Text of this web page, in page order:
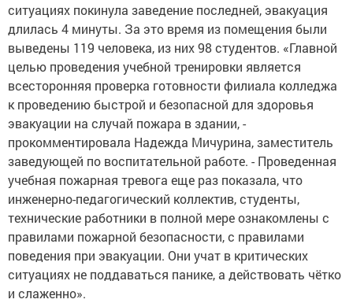
ситуациях покинула заведение последней, эвакуация
длилась 4 минуты. За это время из помещения были
выведены 119 человека, из них 98 студентов. «Главной
целью проведения учебной тренировки является
всесторонняя проверка готовности филиала колледжа
к проведению быстрой и безопасной для здоровья
эвакуации на случай пожара в здании, -
прокомментировала Надежда Мичурина, заместитель
заведующей по воспитательной работе. - Проведенная
учебная пожарная тревога еще раз показала, что
инженерно-педагогический коллектив, студенты,
технические работники в полной мере ознакомлены с
правилами пожарной безопасности, с правилами
поведения при эвакуации. Они учат в критических
ситуациях не поддаваться панике, а действовать чётко
и слаженно».